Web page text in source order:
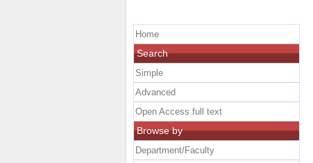
Home
Search
Simple
Advanced
Open Access full text
Browse by
Department/Faculty